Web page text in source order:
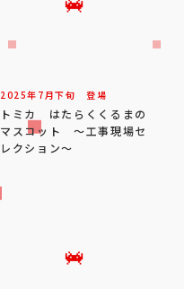
2025年 7 月下旬 登場
トミカ はたらくくるまの
マスコット ～工事現場セ
レクション～